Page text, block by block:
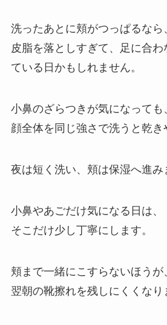
洗ったあとに頬がつっぱるなら
皮脂を落としすぎて、足に合
ている日かもしれません。
小鼻のざらつきが気になっても
顔全体を同じ強さで洗うと乾き
夜は短く洗い、頬は保湿へ進み
小鼻やあごだけ気になる日は、
そこだけ少し丁寧にします。
頬まで一緒にこすらないほうが
翌朝の靴擦れを残しにくくなり